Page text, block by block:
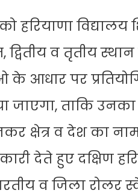
हरियाणा
द्वितीय व तृतीय
आधार पर
ताकि
क्षेत्र व देश का
देते हुए दक्षिण
व जिला रोलर